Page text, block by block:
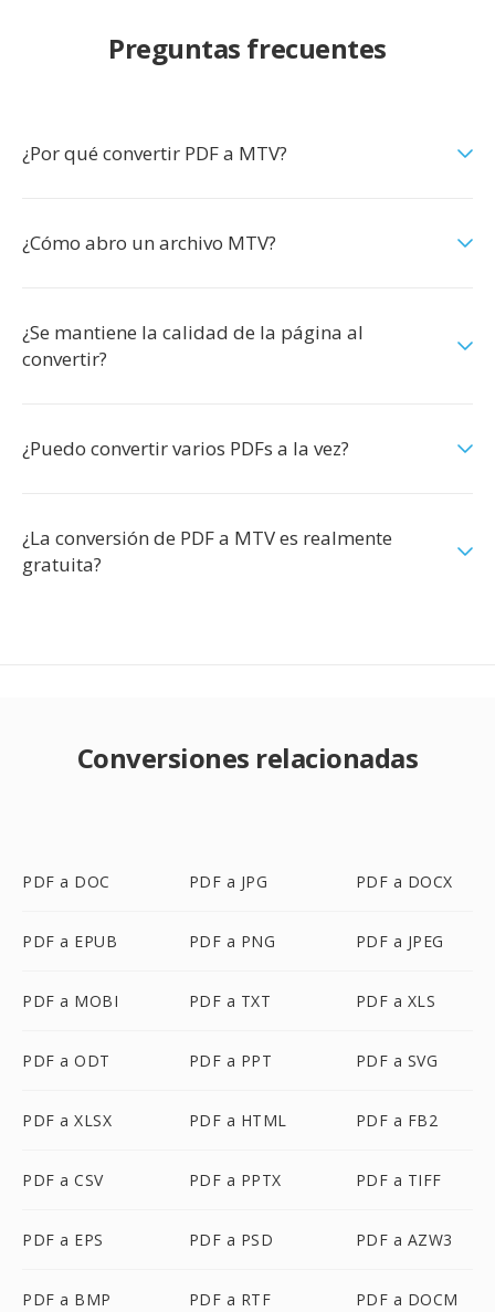
Preguntas frecuentes
¿Por qué convertir PDF a MTV?
¿Cómo abro un archivo MTV?
¿Se mantiene la calidad de la página al
convertir?
¿Puedo convertir varios PDFs a la vez?
¿La conversión de PDF a MTV es realmente
gratuita?
Conversiones relacionadas
PDF a DOC PDF a JPG PDF a DOCX
PDF a EPUB PDF a PNG PDF a JPEG
PDF a MOBI PDF a TXT PDF a XLS
PDF a ODT PDF a PPT PDF a SVG
PDF a XLSX PDF a HTML PDF a FB2
PDF a CSV PDF a PPTX PDF a TIFF
PDF a EPS PDF a PSD PDF a AZW3
PDF a BMP PDF a RTF PDF a DOCM